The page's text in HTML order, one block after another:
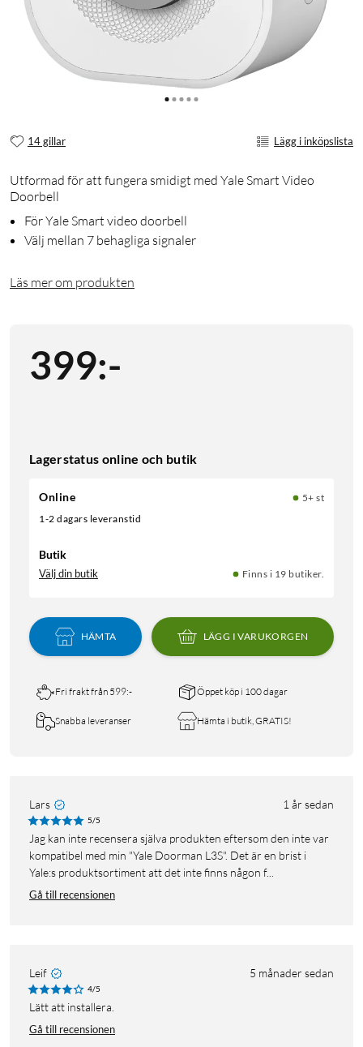
14 gillar Lägg i inköpslista
Utformad för att fungera smidigt med Yale Smart Video
Doorbell
För Yale Smart video doorbell
Välj mellan 7 behagliga signaler
Läs mer om produkten
399:-
Lagerstatus online och butik
Online
5+ st
1-2 dagars leveranstid
Butik
Välj din butik Finns i 19 butiker.
HÄMTA LÄGG I VARUKORGEN
Fri frakt från 599:- Öppet köp i 100 dagar
Snabba leveranser Hämta i butik, GRATIS!
Lars 1 år sedan
5/5
Jag kan inte recensera själva produkten eftersom den inte var
kompatibel med min "Yale Doorman L3S". Det är en brist i
Yale:s produktsortiment att det inte finns någon f...
Gå till recensionen
Leif 5 månader sedan
4/5
Lätt att installera.
Gå till recensionen